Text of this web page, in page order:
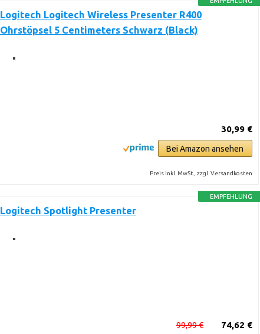
Logitech Logitech Wireless Presenter R400
Ohrstöpsel 5 Centimeters Schwarz (Black)
30,99 €
Bei Amazon ansehen
Preis inkl. MwSt., zzgl. Versandkosten
EMPFEHLUNG
Logitech Spotlight Presenter
74,62 €
99,99 €